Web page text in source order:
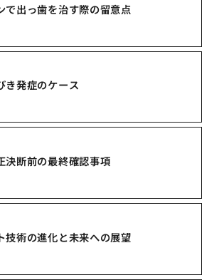
で出っ歯を治す際の留意点
き発症のケース
決断前の最終確認事項
技術の進化と未来への展望